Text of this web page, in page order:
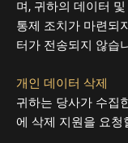
며, 귀하의 데이터
통제 조치가 마련되
터가 전송되지 않습
개인 데이터 삭제
귀하는 당사가 수집
에 삭제 지원을 요청